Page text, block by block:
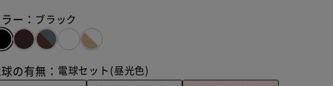
ー： ブラック
の有無： 電球セット(昼光色)